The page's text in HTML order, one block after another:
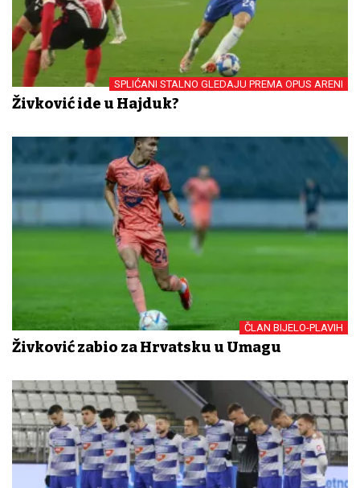
SPLIĆANI STALNO GLEDAJU PREMA OPUS ARENI
Živković ide u Hajduk?
ČLAN BIJELO-PLAVIH
Živković zabio za Hrvatsku u Umagu